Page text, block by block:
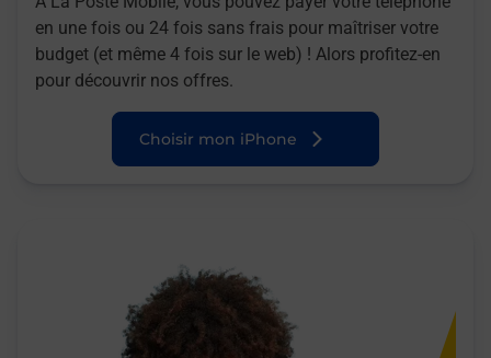
en une fois ou 24 fois sans frais pour maîtriser votre
budget (et même 4 fois sur le web) ! Alors profitez-en
pour découvrir nos offres.
Choisir mon iPhone